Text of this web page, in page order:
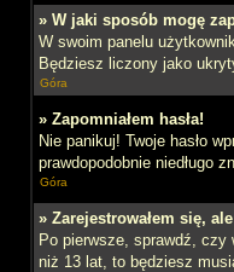
» W jaki sposób mogę
W swoim panelu
Będziesz liczony jako
Góra
» Zapomniałem hasła!
Nie panikuj! Twoje hasło
prawdopodobnie niedługo
Góra
» Zarejestrowałem się,
Po pierwsze, sprawdź, czy
niż 13 lat, to będziesz